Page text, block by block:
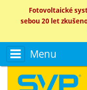
Fotovoltaické
sebou 20 let
Menu